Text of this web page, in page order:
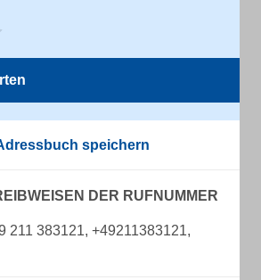
speichern
DER RUFNUMMER
211 383121, +49211383121,